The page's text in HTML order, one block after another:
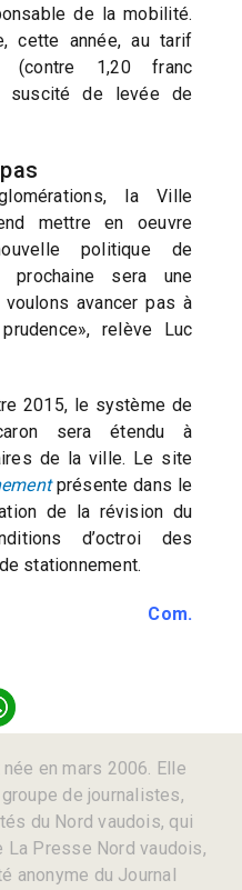
de la mobilité.
cette année, au tarif
1,20 franc
suscité de levée de
la Ville
mettre en oeuvre
politique de
prochaine sera une
avancer pas à
relève Luc
2015, le système de
sera étendu à
de la ville. Le site
présente dans le
de la révision du
d’octroi des
stationnement.
Com.
en mars 2006. Elle
de journalistes,
du Nord vaudois, qui
Presse Nord vaudois,
anonyme du Journal